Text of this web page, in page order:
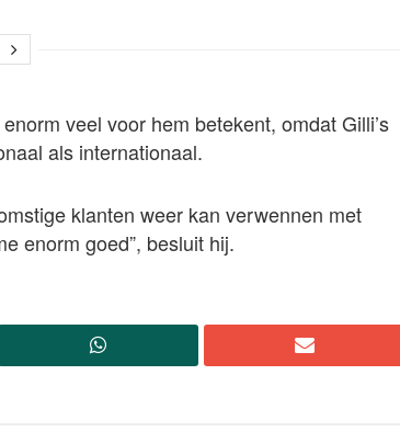
veel voor hem betekent, omdat Gilli’s
als internationaal.
klanten weer kan verwennen met
enorm goed”, besluit hij.